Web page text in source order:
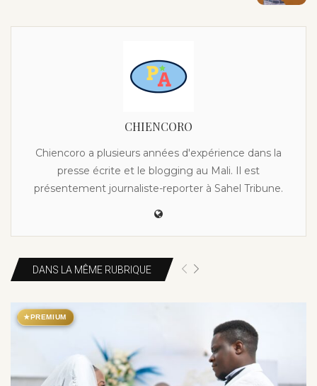
CHIENCORO
Chiencoro a plusieurs années d'expérience dans la
presse écrite et le blogging au Mali. Il est
présentement journaliste-reporter à Sahel Tribune.
DANS LA MÊME RUBRIQUE
★PREMIUM